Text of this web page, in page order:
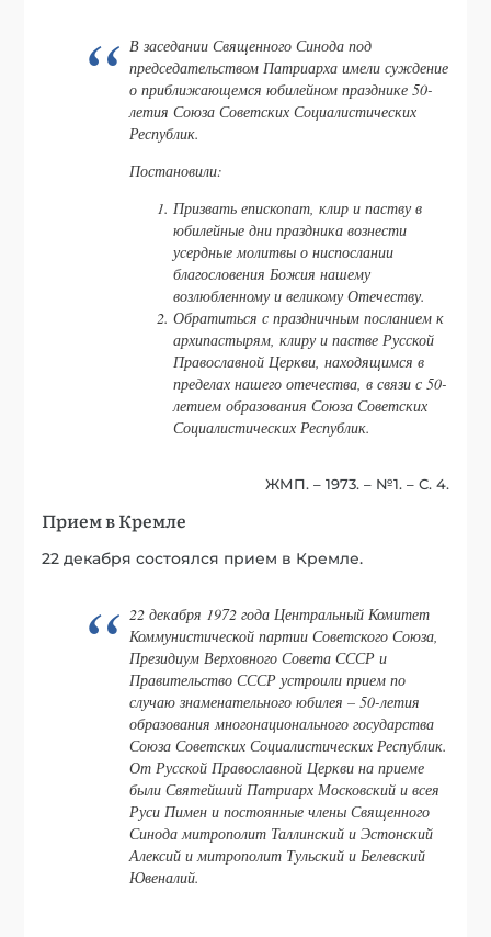
В заседании Священного Синода под
председательством Патриарха имели суждение
о приближающемся юбилейном празднике 50-
летия Союза Советских Социалистических
Республик.
Постановили:
Призвать епископат, клир и паству в
юбилейные дни праздника вознести
усердные молитвы о ниспослании
благословения Божия нашему
возлюбленному и великому Отечеству.
Обратиться с праздничным посланием к
архипастырям, клиру и пастве Русской
Православной Церкви, находящимся в
пределах нашего отечества, в связи с 50-
летием образования Союза Советских
Социалистических Республик.
ЖМП. – 1973. – №1. – С. 4.
Прием в Кремле
22 декабря состоялся прием в Кремле.
22 декабря 1972 года Центральный Комитет
Коммунистической партии Советского Союза,
Президиум Верховного Совета СССР и
Правительство СССР устроили прием по
случаю знаменательного юбилея – 50-летия
образования многонационального государства
Союза Советских Социалистических Республик.
От Русской Православной Церкви на приеме
были Святейший Патриарх Московский и всея
Руси Пимен и постоянные члены Священного
Синода митрополит Таллинский и Эстонский
Алексий и митрополит Тульский и Белевский
Ювеналий.